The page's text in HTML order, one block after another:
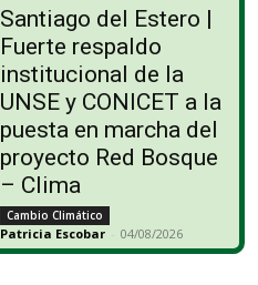
Santiago del Estero |
Fuerte respaldo
institucional de la
UNSE y CONICET a la
puesta en marcha del
proyecto Red Bosque
– Clima
Cambio Climático
Patricia Escobar - 04/08/2026